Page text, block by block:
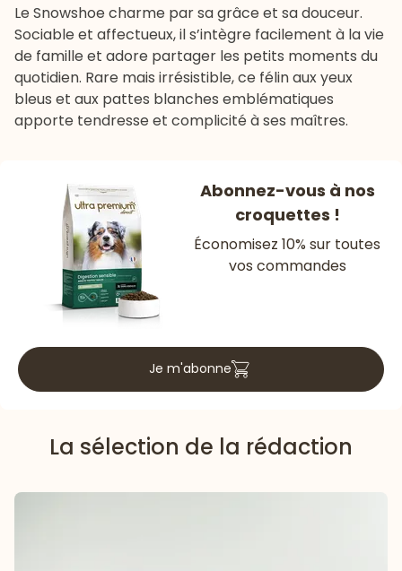
Le Snowshoe charme par sa grâce et sa douceur.
Sociable et affectueux, il s’intègre facilement à la vie
de famille et adore partager les petits moments du
quotidien. Rare mais irrésistible, ce félin aux yeux
bleus et aux pattes blanches emblématiques
apporte tendresse et complicité à ses maîtres.
Abonnez-vous à nos
croquettes !
Économisez 10% sur toutes
vos commandes
Je m'abonne
La sélection de la rédaction